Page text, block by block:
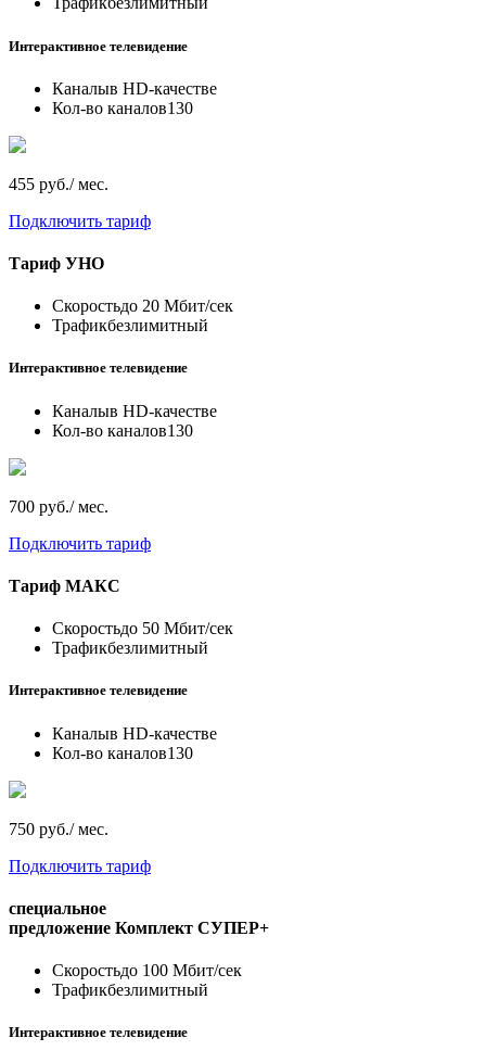
Интерактивное телевидение
Каналыв HD-качестве
Кол-во каналов130
455 руб./ мес.
Подключить тариф
Тариф УНО
Скоростьдо 20 Мбит/сек
Трафикбезлимитный
Интерактивное телевидение
Каналыв HD-качестве
Кол-во каналов130
700 руб./ мес.
Подключить тариф
Тариф МАКС
Скоростьдо 50 Мбит/сек
Трафикбезлимитный
Интерактивное телевидение
Каналыв HD-качестве
Кол-во каналов130
750 руб./ мес.
Подключить тариф
специальное
предложение Комплект СУПЕР+
Скоростьдо 100 Мбит/сек
Трафикбезлимитный
Интерактивное телевидение